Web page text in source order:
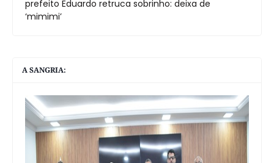
prefeito Eduardo retruca sobrinho: deixa de
‘mimimi’
A SANGRIA: